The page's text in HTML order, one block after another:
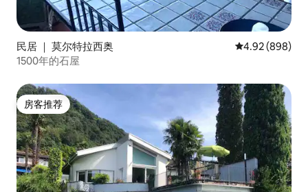
民居 ｜ 莫尔特拉西奥 平均评分 4.92
4.92 (898)
1500年的石屋
房客推荐
房客推荐